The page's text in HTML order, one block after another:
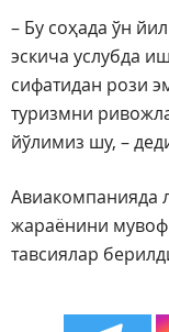
– Бу соҳада ўн
эскича услубда
сифатидан рози
туризмни
йўлимиз шу, –
Авиакомпанияда
жараёнини
тавсиялар